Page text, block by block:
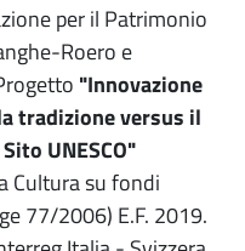
per il Patrimonio
Roero e
"Innovazione
tradizione versus il
UNESCO"
Cultura su fondi
77/2006) E.F. 2019.